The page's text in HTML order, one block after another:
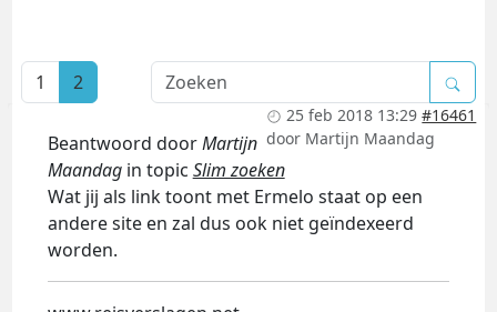
1 2
25 feb 2018 13:29 #16461
door Martijn Maandag
Beantwoord doorMartijn
Maandagin topic Slim zoeken
Wat jij als link toont met Ermelo staat op een
andere site en zal dus ook niet geïndexeerd
worden.